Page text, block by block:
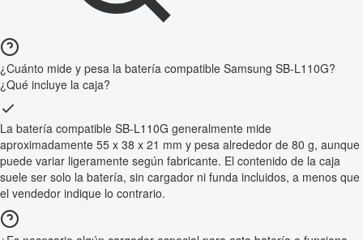
¿Cuánto mide y pesa la batería compatible Samsung SB-L110G?
¿Qué incluye la caja?
La batería compatible SB-L110G generalmente mide
aproximadamente 55 x 38 x 21 mm y pesa alrededor de 80 g, aunque
puede variar ligeramente según fabricante. El contenido de la caja
suele ser solo la batería, sin cargador ni funda incluidos, a menos que
el vendedor indique lo contrario.